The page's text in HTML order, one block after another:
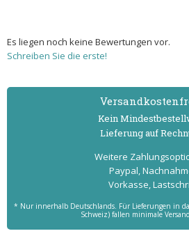
Es liegen noch keine Bewertungen vor.
Schreiben Sie die erste!
Kein
Lieferung auf
Weitere
Paypal,
Vorkasse,
* Nur innerhalb Deutschlands. Für Lieferungen in
Schweiz) fallen minimale